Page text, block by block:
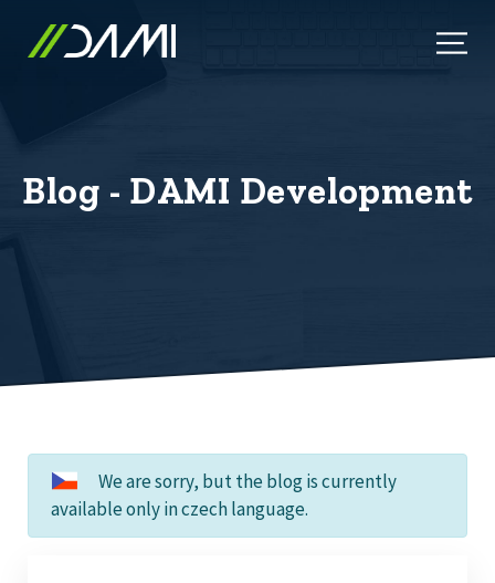
Blog - DAMI Development
We are sorry, but the blog is currently
available only in czech language.